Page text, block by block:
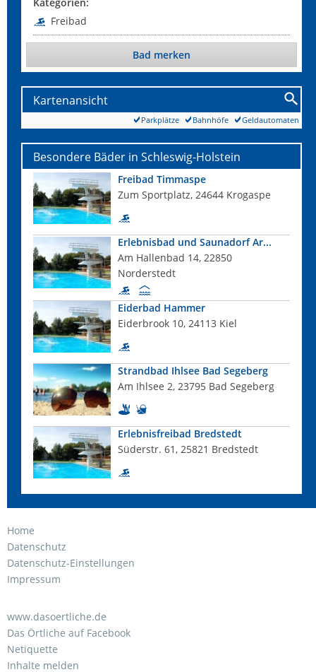
Freibad
Bad merken
Kartenansicht
Geldautomaten
Bahnhöfe
Parkplätze
Besondere Bäder in Schleswig-Holstein
Freibad Timmaspe
Zum Sportplatz, 24644 Krogaspe
Erlebnisbad und Saunadorf Ar...
Am Hallenbad 14, 22850
Norderstedt
Eiderbad Hammer
Eiderbrook 10, 24113 Kiel
Strandbad Ihlsee Bad Segeberg
Am Ihlsee 2, 23795 Bad Segeberg
Erlebnisfreibad Bredstedt
Süderstr. 61, 25821 Bredstedt
Home
Datenschutz
Datenschutz-Einstellungen
Impressum
www.dasoertliche.de
Das Örtliche auf Facebook
Netiquette
Inhalte melden